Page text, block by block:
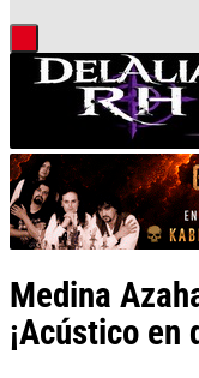
Medina
¡Acústico en